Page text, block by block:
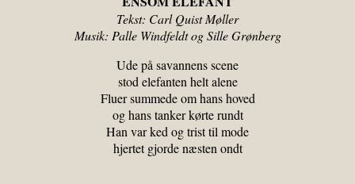
Tekst: Carl Quist Møller
Musik: Palle Windfeldt og Sille Grønberg
Ude på savannens scene
stod elefanten helt alene
Fluer summede om hans hoved
og hans tanker kørte rundt
Han var ked og trist til mode
hjertet gjorde næsten ondt